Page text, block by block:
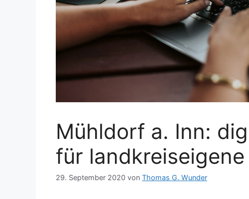
Mühldorf a. Inn:
für landkreiseigene
29. September 2020 von Thomas G. Wunder